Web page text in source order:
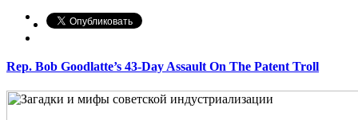
Rep. Bob Goodlatte’s 43-Day Assault On The Patent Troll